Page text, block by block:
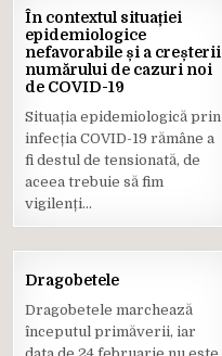
2021
Posted
in
În contextul situației
epidemiologice
nefavorabile și a creșterii
numărului de cazuri noi
de COVID-19
Situația epidemiologică prin
infecția COVID-19 rămâne a
fi destul de tensionată, de
aceea trebuie să fim
vigilenți…
2021
Posted
Dragobetele
Dragobetele marchează
începutul primăverii, iar